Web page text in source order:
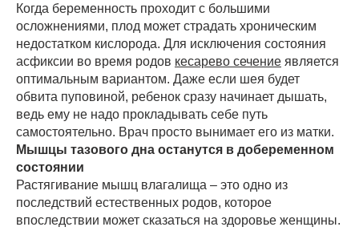
Когда беременность проходит с большими
осложнениями, плод может страдать хроническим
недостатком кислорода. Для исключения состояния
асфиксии во время родов кесарево сечение является
оптимальным вариантом. Даже если шея будет
обвита пуповиной, ребенок сразу начинает дышать,
ведь ему не надо прокладывать себе путь
самостоятельно. Врач просто вынимает его из матки.
Мышцы тазового дна останутся в добеременном
состоянии
Растягивание мышц влагалища – это одно из
последствий естественных родов, которое
впоследствии может сказаться на здоровье женщины.